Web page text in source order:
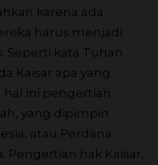
karena ada
harus menjadi
Seperti kata Tuhan
Kaisar apa yang
hal ini pengertian
yang dipimpin
atau Perdana
Pengertian hak Kaisar,